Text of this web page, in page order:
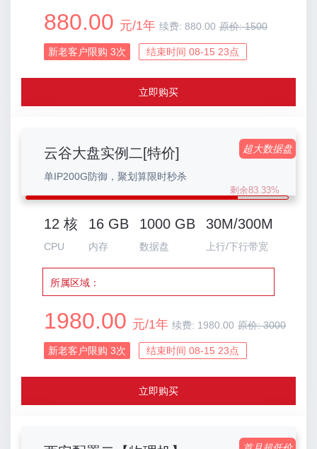
880.00 元/1年 续费: 880.00 原价:1500
新老客户限购 3次 结束时间 08-15 23点
立即购买
云谷大盘实例二[特价]
单IP200G防御，聚划算限时秒杀
超大数据盘
剩余83.33%
12 核
CPU
16 GB
内存
1000 GB
数据盘
30M/300M
上行/下行带宽
所属区域：
1980.00 元/1年 续费: 1980.00 原价:3000
新老客户限购 3次 结束时间 08-15 23点
立即购买